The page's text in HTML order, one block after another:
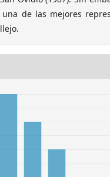
una de las mejores